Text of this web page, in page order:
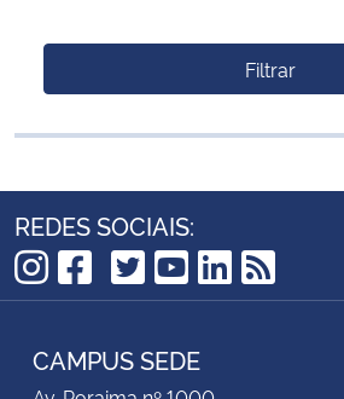
Filtrar
REDES SOCIAIS:
Instagram
Facebook
TikTok
Twitter
YouTube
RSS
CAMPUS SEDE